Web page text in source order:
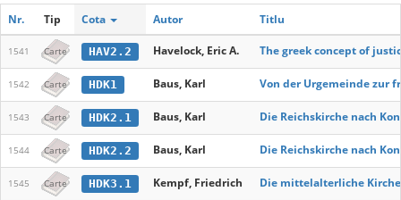
Nr. Tip Cota Autor Titlu
1541 Carte HAV2.2 Havelock, Eric A. The greek concept of
1542 Carte HDK1 Baus, Karl Von der Urgemeinde zur
1543 Carte HDK2.1 Baus, Karl Die Reichskirche nach
1544 Carte HDK2.2 Baus, Karl Die Reichskirche nach
1545 Carte HDK3.1 Kempf, Friedrich Die mittelalterliche Kirche